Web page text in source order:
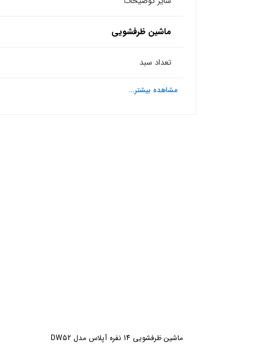
ماشین ظرفشویی
تعداد سبد
مشاهده بیشتر...
ماشین ظرفشویی 14 نفره آپلاس مدل DW52